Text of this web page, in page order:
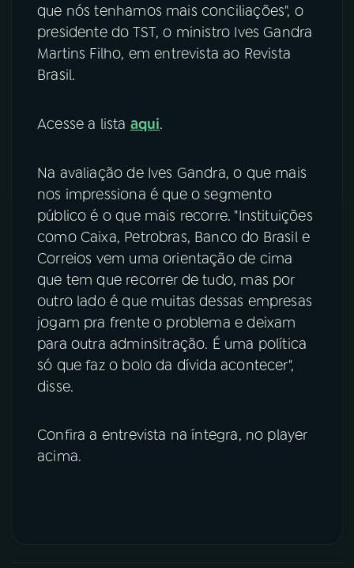
que nós tenhamos mais conciliações", o
presidente do TST, o ministro Ives Gandra
Martins Filho, em entrevista ao Revista
Brasil.
Acesse a lista aqui.
Na avaliação de Ives Gandra, o que mais
nos impressiona é que o segmento
público é o que mais recorre. "Instituições
como Caixa, Petrobras, Banco do Brasil e
Correios vem uma orientação de cima
que tem que recorrer de tudo, mas por
outro lado é que muitas dessas empresas
jogam pra frente o problema e deixam
para outra adminsitração. É uma política
só que faz o bolo da dívida acontecer",
disse.
Confira a entrevista na íntegra, no player
acima.